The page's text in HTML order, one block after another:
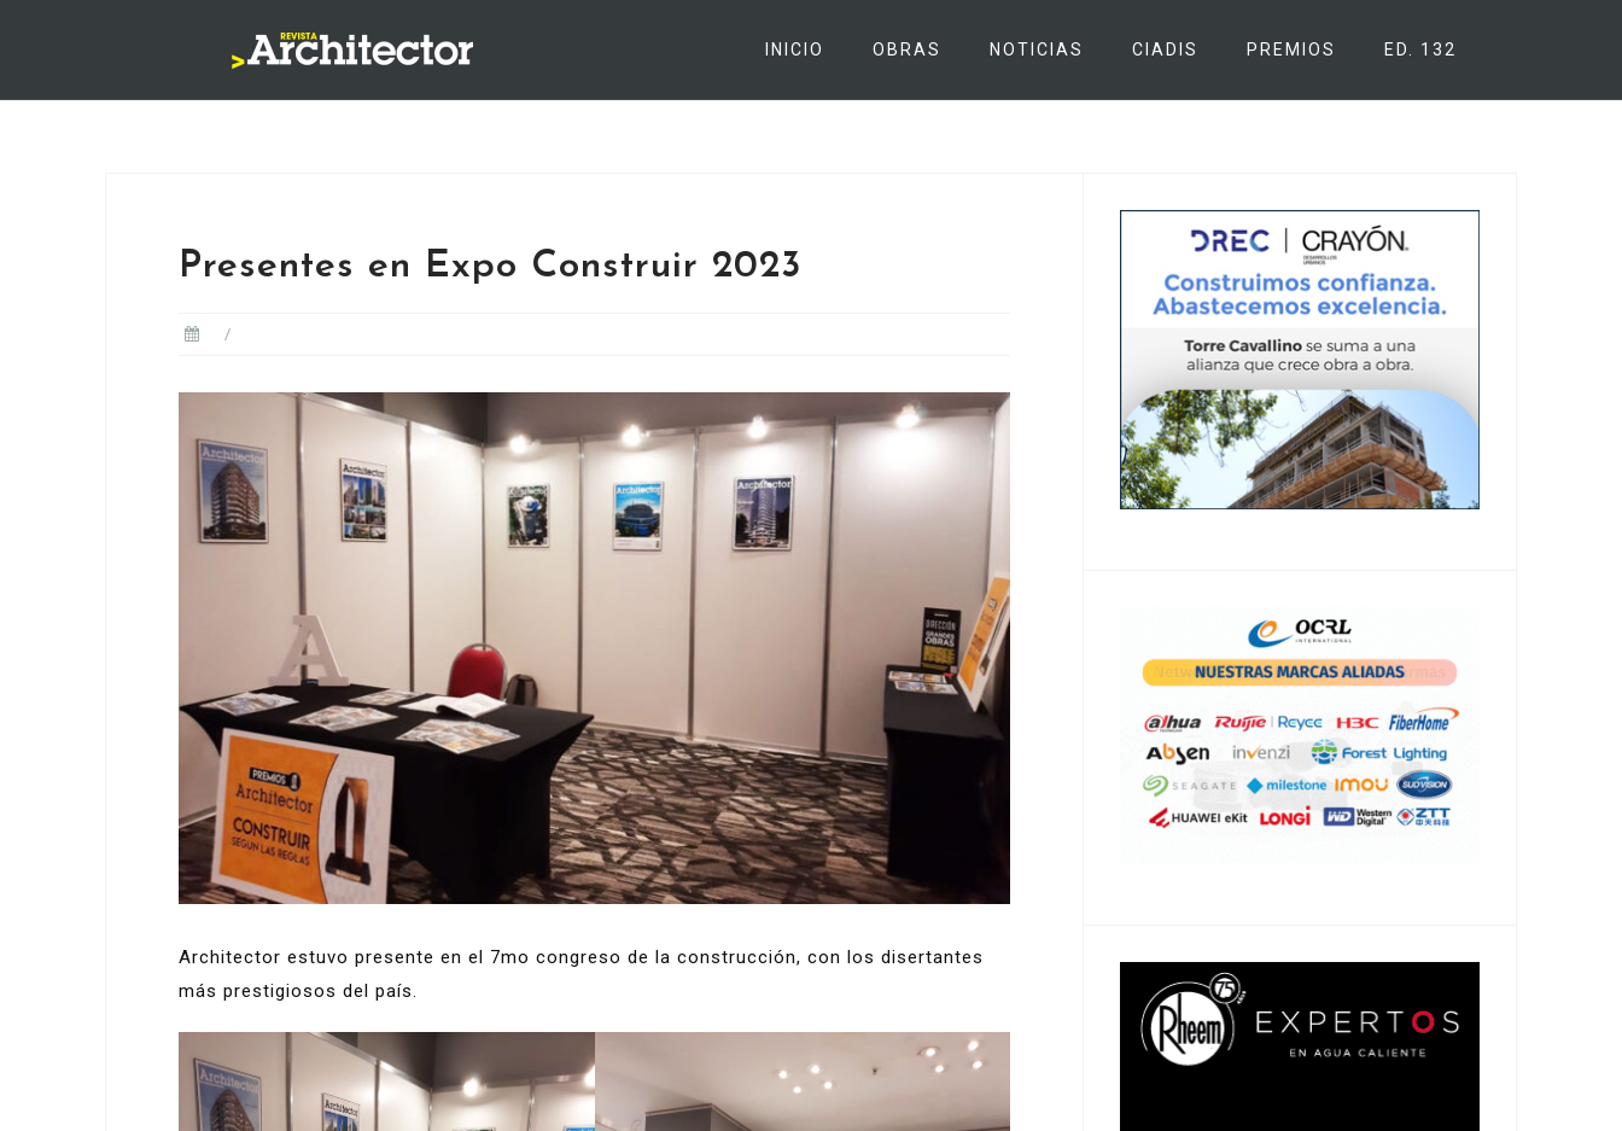
INICIO OBRAS NOTICIAS CIADIS PREMIOS ED. 132
Presentes en Expo Construir 2023
Architector estuvo presente en el 7mo congreso de la construcción, con los disertantes
más prestigiosos del país.